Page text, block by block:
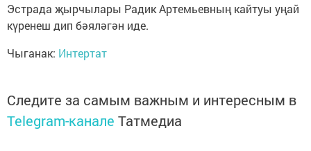
Эстрада җырчылары Радик Артемьевның кайтуы уңай
күренеш дип бәяләгән иде.
Чыганак: Интертат
Следите за самым важным и интересным в
Telegram-канале Татмедиа